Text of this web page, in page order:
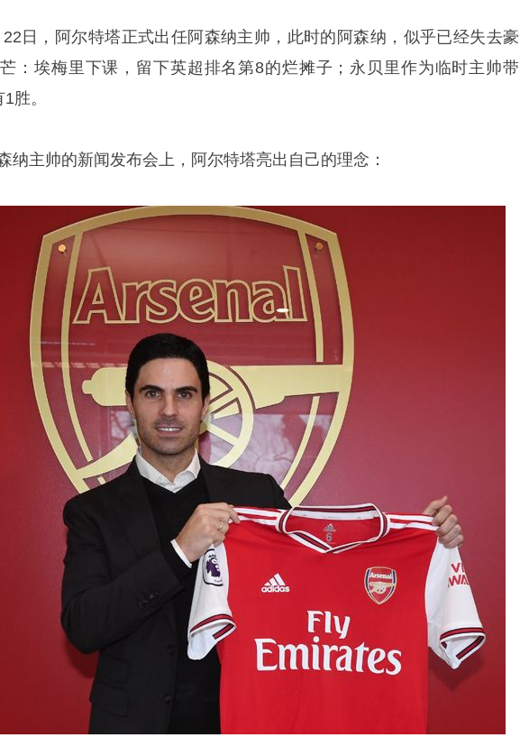
日，阿尔特塔正式出任阿森纳主帅，此时的阿森纳，似乎已经失去豪
：埃梅里下课，留下英超排名第8的烂摊子；永贝里作为临时主帅带
胜。
纳主帅的新闻发布会上，阿尔特塔亮出自己的理念：